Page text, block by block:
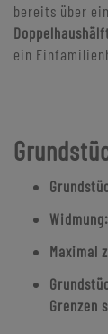
bereits über
ein
Widmung:
Maximal
Grenzen